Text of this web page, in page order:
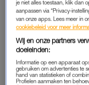
heb overal een mening
gevallen. Doe je iets
sterke mening had om
faken is nooit goed –
zeker niet naar jezelf toe.
je niet alles toestaan, klik dan
aanpassen via “Privacy-
van onze apps. Lees meer in
cookiebeleid voor meer
Wij en onze partners
doeleinden:
Informatie op een apparaat
gebruiken om advertenties te
hand van statistieken of
Profielen aanmaken ten